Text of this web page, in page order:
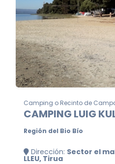
Camping o Recinto de
CAMPING LUIG
Región del Bio Bío
Dirección: Sector el
LLEU, Tirua